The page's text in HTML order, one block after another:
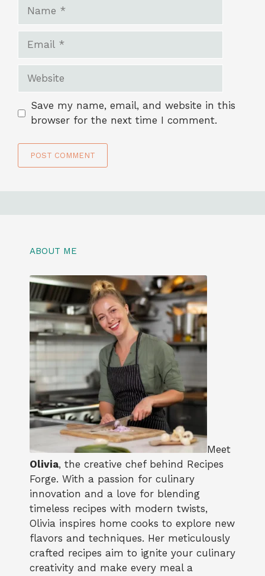
Website
Save my name, email, and website in this
browser for the next time I comment.
ABOUT ME
Meet
Olivia, the creative chef behind Recipes
Forge. With a passion for culinary
innovation and a love for blending
timeless recipes with modern twists,
Olivia inspires home cooks to explore new
flavors and techniques. Her meticulously
crafted recipes aim to ignite your culinary
creativity and make every meal a